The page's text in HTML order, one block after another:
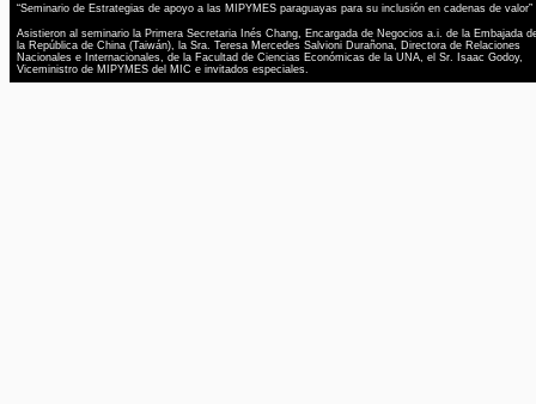
“Seminario de Estrategias de apoyo a las MIPYMES paraguayas para su inclusión en cadenas de valor”
Asistieron al seminario la Primera Secretaria Inés Chang, Encargada de Negocios a.i. de la Embajada
la República de China (Taiwán), la Sra. Teresa Mercedes Salvioni Durañona, Directora de Relaciones
Nacionales e Internacionales, de la Facultad de Ciencias Económicas de la UNA, el Sr. Isaac Godoy,
Viceministro de MIPYMES del MIC e invitados especiales.